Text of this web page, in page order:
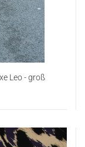
Leo - groß